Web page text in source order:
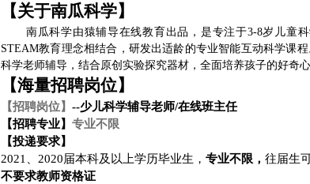
【关于南瓜科学】
南瓜科学由猿辅导在线教育出品，是专注于3-8岁儿童
STEAM教育理念相结合，研发出适龄的专业智能互动科学课
科学老师辅导，结合原创实验探究器材，全面培养孩子的好奇
【海量招聘岗位】
【招聘岗位】 --少儿科学辅导老师/在线班主任
【招聘专业】 专业不限
【投递要求】
2021、2020届本科及以上学历毕业生， 专业不限， 往届生
不要求教师资格证